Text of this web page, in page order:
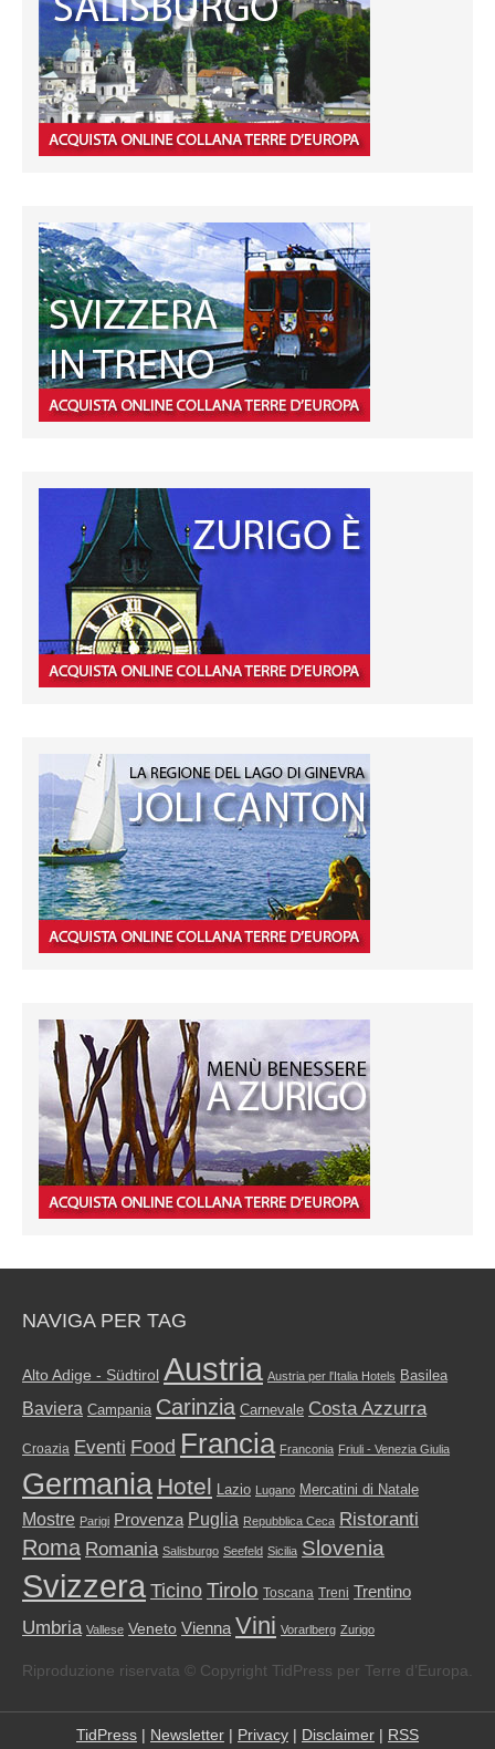
NAVIGA PER TAG
Alto Adige - Südtirol Austria Austria per l'Italia Hotels Basilea
Baviera Campania Carinzia Carnevale Costa Azzurra
Croazia Eventi Food Francia Franconia Friuli - Venezia Giulia
Germania Hotel Lazio Lugano Mercatini di Natale
Mostre Parigi Provenza Puglia Repubblica Ceca Ristoranti
Roma Romania Salisburgo Seefeld Sicilia Slovenia
Svizzera Ticino Tirolo Toscana Treni Trentino
Umbria Vallese Veneto Vienna Vini Vorarlberg Zurigo
Riproduzione riservata © Copyright TidPress per Terre d’Europa.
TidPress | Newsletter | Privacy | Disclaimer | RSS